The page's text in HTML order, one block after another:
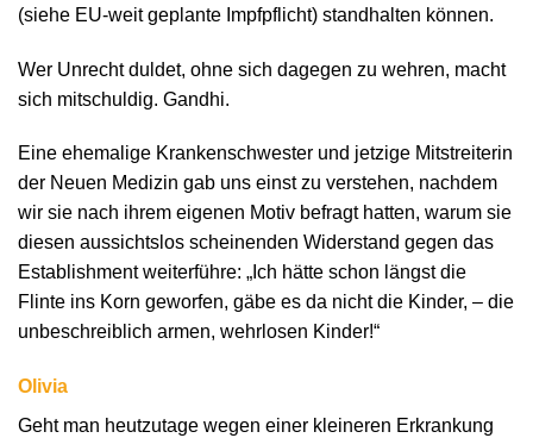
(siehe EU-weit geplante Impfpflicht) standhalten können.
Wer Unrecht duldet, ohne sich dagegen zu wehren, macht
sich mitschuldig. Gandhi.
Eine ehemalige Krankenschwester und jetzige Mitstreiterin
der Neuen Medizin gab uns einst zu verstehen, nachdem
wir sie nach ihrem eigenen Motiv befragt hatten, warum sie
diesen aussichtslos scheinenden Widerstand gegen das
Establishment weiterführe: „Ich hätte schon längst die
Flinte ins Korn geworfen, gäbe es da nicht die Kinder, – die
unbeschreiblich armen, wehrlosen Kinder!“
Olivia
Geht man heutzutage wegen einer kleineren Erkrankung